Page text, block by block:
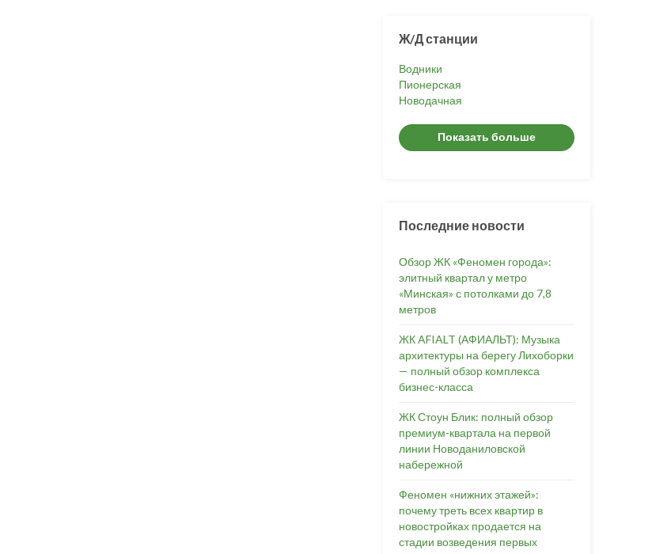
Ж/Д станции
Водники
Пионерская
Новодачная
Показать больше
Последние новости
Обзор ЖК «Феномен города»:
элитный квартал у метро
«Минская» с потолками до 7,8
метров
ЖК AFIALT (АФИАЛЬТ): Музыка
архитектуры на берегу Лихоборки
— полный обзор комплекса
бизнес-класса
ЖК Стоун Блик: полный обзор
премиум-квартала на первой
линии Новоданиловской
набережной
Феномен «нижних этажей»:
почему треть всех квартир в
новостройках продается на
стадии возведения первых